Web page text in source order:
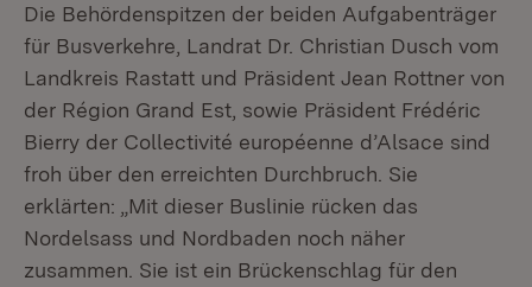
Die Behördenspitzen der beiden Aufgabenträger
für Busverkehre, Landrat Dr. Christian Dusch vom
Landkreis Rastatt und Präsident Jean Rottner von
der Région Grand Est, sowie Präsident Frédéric
Bierry der Collectivité européenne d’Alsace sind
froh über den erreichten Durchbruch. Sie
erklärten: „Mit dieser Buslinie rücken das
Nordelsass und Nordbaden noch näher
zusammen. Sie ist ein Brückenschlag für den